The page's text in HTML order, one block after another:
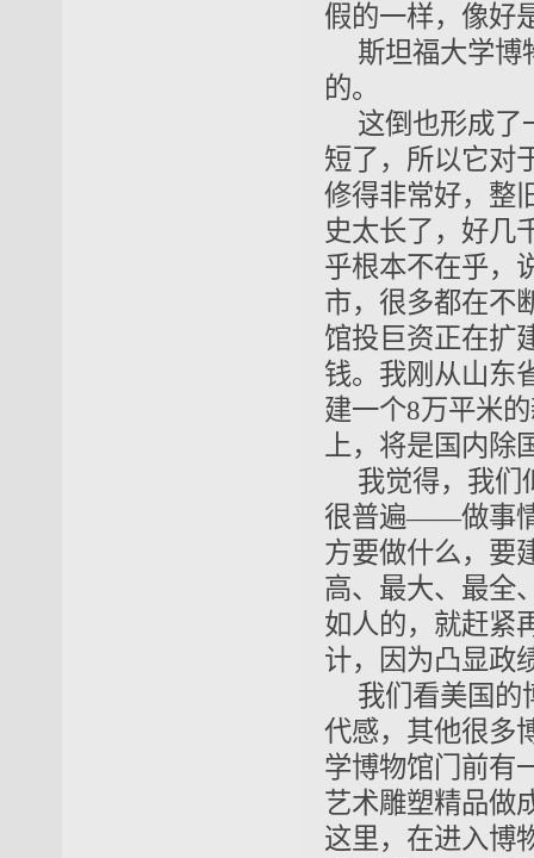
假的一样，像好
斯坦福大学博
的。
这倒也形成了
短了，所以它对
修得非常好，整
史太长了，好几
乎根本不在乎，
市，很多都在不
馆投巨资正在扩
钱。我刚从山东
建一个8万平米
上，将是国内除
我觉得，我
很普遍——做事
方要做什么，要
高、最大、最全
如人的，就赶紧
计，因为凸显政
我们看美国的
代感，其他很多
学博物馆门前有
艺术雕塑精品做
这里，在进入博